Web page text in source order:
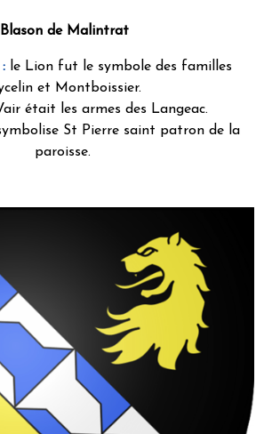
Blason de Malintrat
le Lion fut le symbole des familles
et Montboissier.
était les armes des Langeac.
St Pierre saint patron de la
paroisse.